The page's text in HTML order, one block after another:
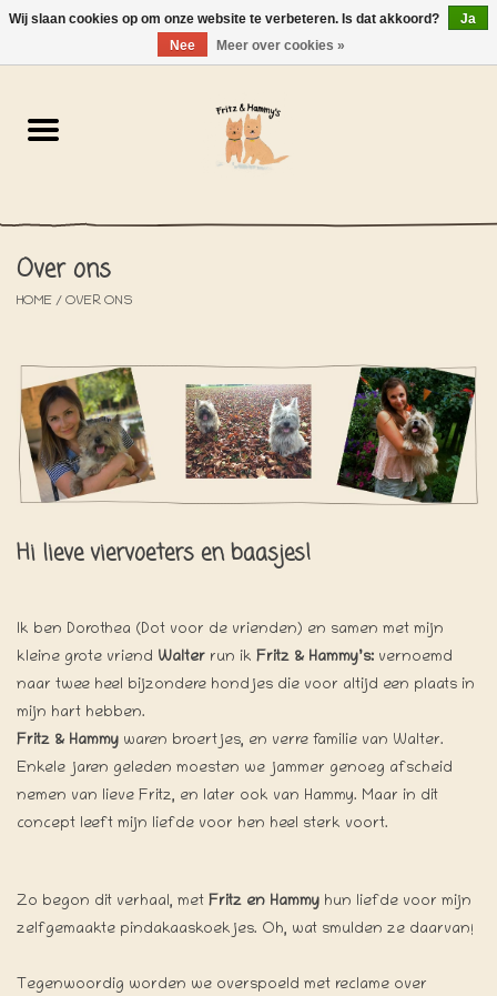
NL-EN 0 Artikelen - €0,00
De Winkel
SOLDEN
De Blog
Over ons
Over ons
HOME / OVER ONS
Hi lieve viervoeters en baasjes!
Ik ben Dorothea (Dot voor de vrienden) en samen met mijn
kleine grote vriend Walter run ik Fritz & Hammy’s: vernoemd
naar twee heel bijzondere hondjes die voor altijd een plaats in
mijn hart hebben.
Fritz & Hammy waren broertjes, en verre familie van Walter.
Enkele jaren geleden moesten we jammer genoeg afscheid
nemen van lieve Fritz, en later ook van Hammy. Maar in dit
concept leeft mijn liefde voor hen heel sterk voort.
Zo begon dit verhaal, met Fritz en Hammy hun liefde voor mijn
zelfgemaakte pindakaaskoekjes. Oh, wat smulden ze daarvan!
Tegenwoordig worden we overspoeld met reclame over
Wij slaan cookies op om onze website te verbeteren. Is dat akkoord?
Ja
Nee
Meer over cookies »